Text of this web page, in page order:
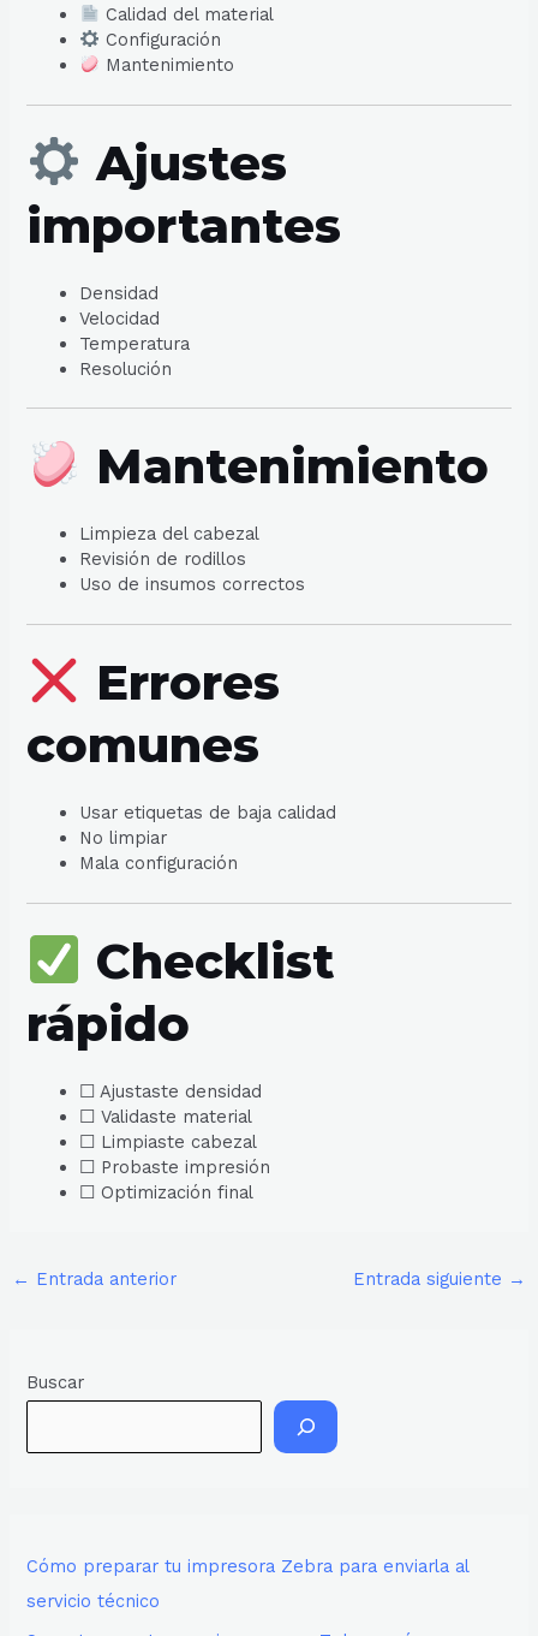
Calidad del material
Configuración
Mantenimiento
Ajustes
importantes
Densidad
Velocidad
Temperatura
Resolución
Mantenimiento
Limpieza del cabezal
Revisión de rodillos
Uso de insumos correctos
Errores
comunes
Usar etiquetas de baja calidad
No limpiar
Mala configuración
Checklist
rápido
☐ Ajustaste densidad
☐ Validaste material
☐ Limpiaste cabezal
☐ Probaste impresión
☐ Optimización final
← Entrada anterior Entrada siguiente →
Buscar
Cómo preparar tu impresora Zebra para enviarla al
servicio técnico